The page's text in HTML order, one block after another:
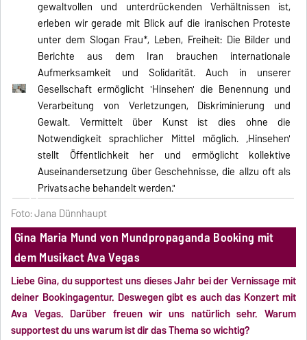
gewaltvollen und unterdrückenden Verhältnissen ist,
erleben wir gerade mit Blick auf die iranischen Proteste
unter dem Slogan Frau*, Leben, Freiheit: Die Bilder und
Berichte aus dem Iran brauchen internationale
Aufmerksamkeit und Solidarität. Auch in unserer
Gesellschaft ermöglicht 'Hinsehen' die Benennung und
Verarbeitung von Verletzungen, Diskriminierung und
Gewalt. Vermittelt über Kunst ist dies ohne die
Notwendigkeit sprachlicher Mittel möglich. ‚Hinsehen'
stellt Öffentlichkeit her und ermöglicht kollektive
Auseinandersetzung über Geschehnisse, die allzu oft als
Privatsache behandelt werden."
Foto: Jana Dünnhaupt
Gina Maria Mund von Mundpropaganda Booking mit
dem Musikact Ava Vegas
Liebe Gina, du supportest uns dieses Jahr bei der Vernissage mit
deiner Bookingagentur. Deswegen gibt es auch das Konzert mit
Ava Vegas. Darüber freuen wir uns natürlich sehr. Warum
supportest du uns warum ist dir das Thema so wichtig?